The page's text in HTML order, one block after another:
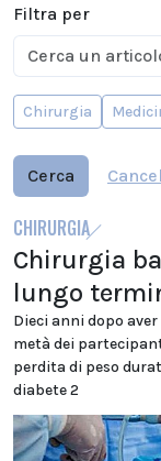
Filtra per
Chirurgia
Cerca
CHIRURGIA
Chirurgia
lungo
Dieci anni dopo
metà dei
perdita di peso
diabete 2